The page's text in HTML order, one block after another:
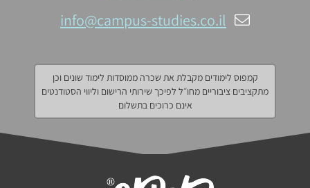
info@campus-studies.co.il
קמפוס לימודים מקבלת את שכרה ממוסדות לימוד שונים וכן
מתקציבים ציבוריים מחו״ל לפיכך שירותי הרישום וליווי הסטודנטים
אינם כרוכים בתשלום